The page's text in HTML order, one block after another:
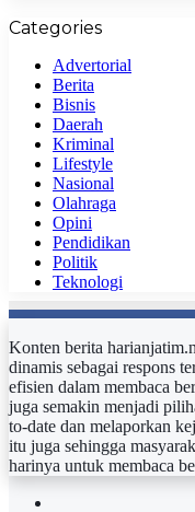
Categories
Advertorial
Berita
Bisnis
Daerah
Kriminal
Lifestyle
Nasional
Olahraga
Opini
Pendidikan
Politik
Teknologi
Konten berita
dinamis sebagai respons
efisien dalam membaca
juga semakin menjadi
to-date dan melaporkan
itu juga sehingga
harinya untuk membaca